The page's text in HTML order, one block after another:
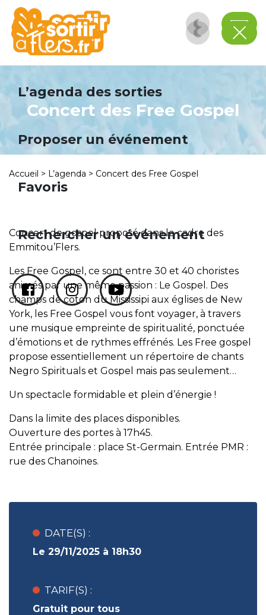
L’agenda des sorties
Proposer un événement
Favoris
Rechercher un événement
Concert des Free Gospel
Accueil > L’agenda > Concert des Free Gospel
Concert de gospel proposé dans le cadre des
Emmitou’Flers.
Les Free Gospel, ce sont entre 30 et 40 choristes
animés par une même passion : Le Gospel. Des
champs de coton du Mississipi aux églises de New
York, les Free Gospel vous font voyager, à travers
une musique empreinte de spiritualité, ponctuée
d’émotions et de rythmes effrénés. Les Free gospel
propose essentiellement un répertoire de chants
Negro Spirituals et Gospel mais pas seulement…
Un spectacle formidable et plein d’énergie !
Dans la limite des places disponibles.
Ouverture des portes à 17h45.
Entrée principale : place St-Germain. Entrée PMR :
rue des Chanoines.
DATE(S) :
Le 29/11/2025 à 18h30
TARIF(S) :
Gratuit pour tous
Panneau de gestion des cookies